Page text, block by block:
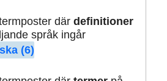
där definitioner
språk ingår
(6)